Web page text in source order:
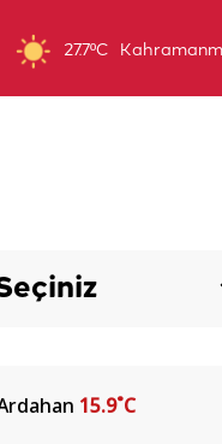
27.7ºC
15.9˚C